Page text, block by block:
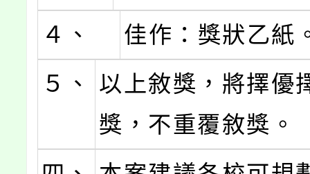
４、
佳作：獎狀乙紙
５、
以上敘獎，將擇優
獎，不重覆敘獎。